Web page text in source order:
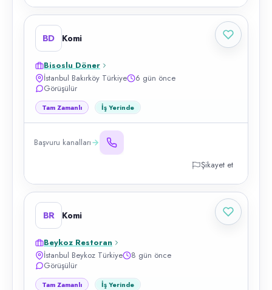
BD Komi
Bisoslu Döner
İstanbul Bakırköy Türkiye
6 gün önce
Görüşülür
Tam Zamanlı İş Yerinde
Başvuru kanalları
Şikayet et
BR Komi
Beykoz Restoran
İstanbul Beykoz Türkiye
8 gün önce
Görüşülür
Tam Zamanlı İş Yerinde